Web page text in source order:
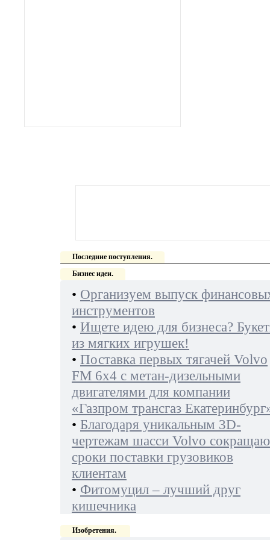
Последние поступления.
Бизнес идеи.
• Организуем выпуск
инструментов
• Ищете идею для бизнеса?
из мягких игрушек!
• Поставка первых тягачей Volvo
FM 6х4 с метан-дизельными
двигателями для компании
«Газпром трансгаз
• Благодаря уникальным 3D-
чертежам шасси Volvo
сроки поставки грузовиков
клиентам
• Фитомуцил – лучший друг
кишечника
Изобретения.